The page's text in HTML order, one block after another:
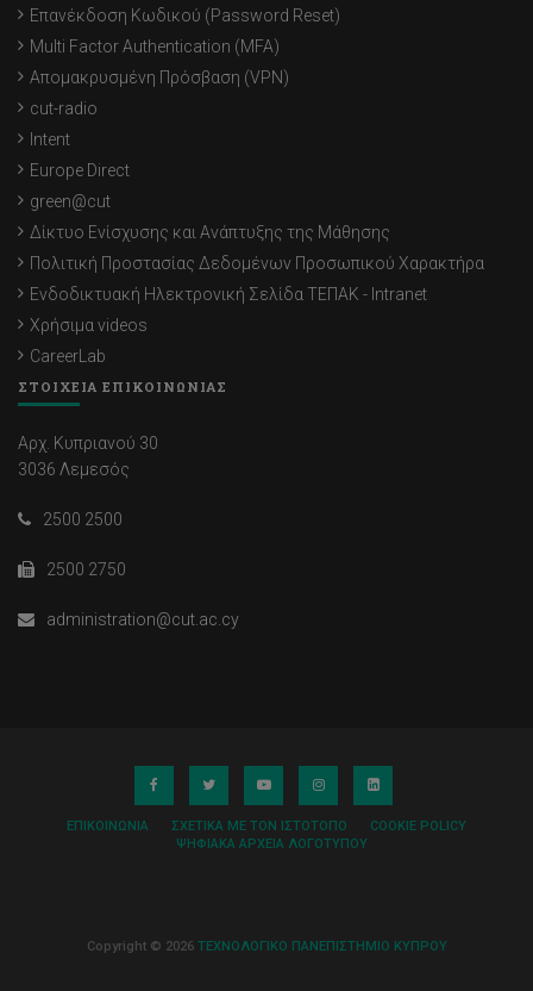
Επανέκδοση Κωδικού (Password Reset)
Multi Factor Authentication (MFA)
Απομακρυσμένη Πρόσβαση (VPN)
cut-radio
Intent
Europe Direct
green@cut
Δίκτυο Ενίσχυσης και Ανάπτυξης της Μάθησης
Πολιτική Προστασίας Δεδομένων Προσωπικού Χαρακτήρα
Ενδοδικτυακή Ηλεκτρονική Σελίδα ΤΕΠΑΚ - Intranet
Χρήσιμα videos
CareerLab
ΣΤΟΙΧΕΙΑ ΕΠΙΚΟΙΝΩΝΙΑΣ
Αρχ. Κυπριανού 30
3036 Λεμεσός
2500 2500
2500 2750
administration@cut.ac.cy
ΕΠΙΚΟΙΝΩΝΊΑ ΣΧΕΤΙΚΆ ΜΕ ΤΟΝ ΙΣΤΌΤΟΠΟ
COOKIE POLICY
ΨΗΦΙΑΚΆ ΑΡΧΕΊΑ ΛΟΓΌΤΥΠΟΥ
Copyright © 2026 ΤΕΧΝΟΛΟΓΙΚΟ ΠΑΝΕΠΙΣΤΗΜΙΟ ΚΥΠΡΟΥ